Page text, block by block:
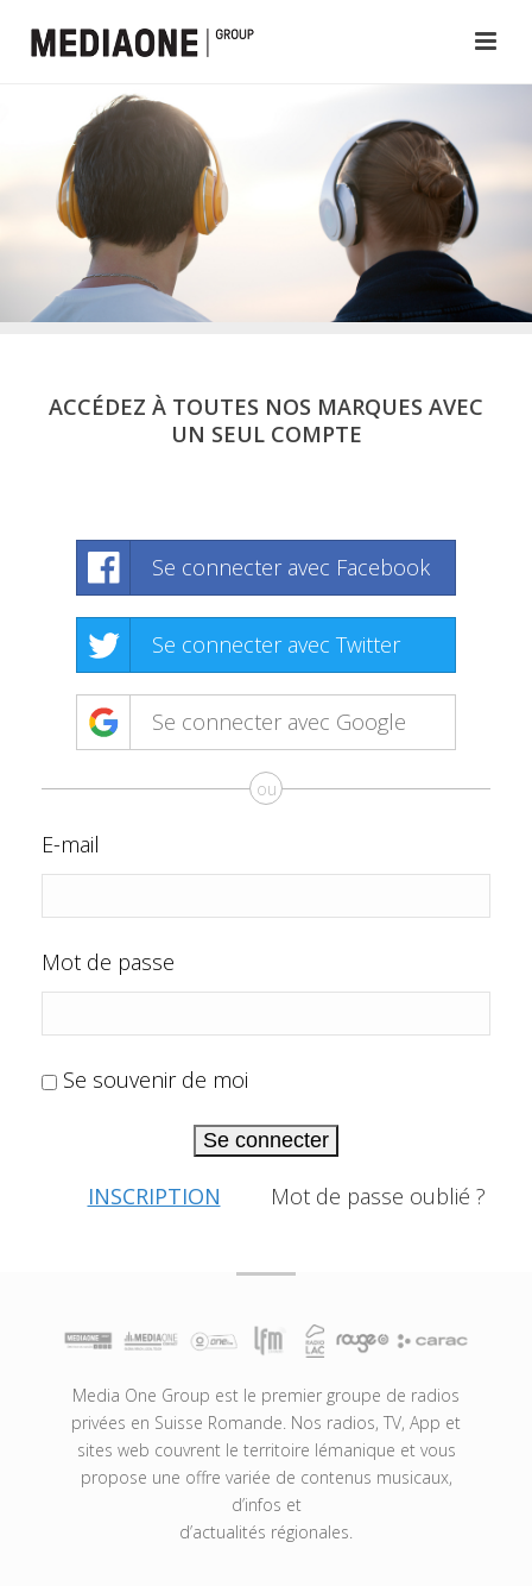
ACCÉDEZ À TOUTES NOS MARQUES AVEC
UN SEUL COMPTE
Se connecter avec Facebook
Se connecter avec Twitter
Se connecter avec Google
ou
E-mail
Mot de passe
Se souvenir de moi
Se connecter
INSCRIPTION Mot de passe oublié ?
Media One Group est le premier groupe de radios
privées en Suisse Romande. Nos radios, TV, App et
sites web couvrent le territoire lémanique et vous
propose une offre variée de contenus musicaux,
d’infos et
d’actualités régionales.